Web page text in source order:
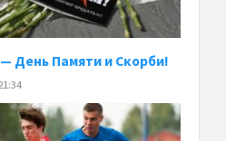
День Памяти и Скорби!